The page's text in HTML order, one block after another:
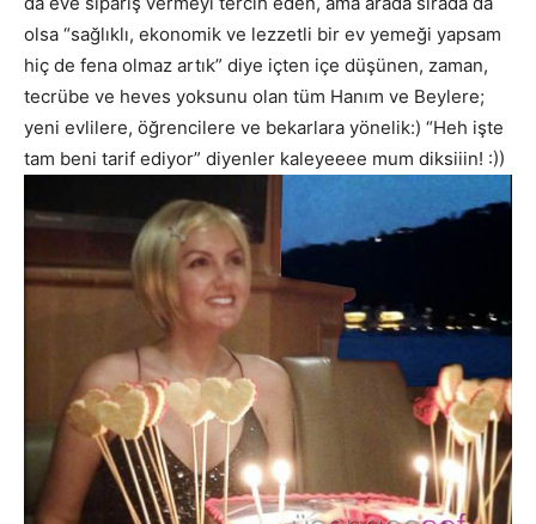
olsa “sağlıklı, ekonomik ve lezzetli bir ev yemeği yapsam
hiç de fena olmaz artık” diye içten içe düşünen, zaman,
tecrübe ve heves yoksunu olan tüm Hanım ve Beylere;
yeni evlilere, öğrencilere ve bekarlara yönelik:) “Heh işte
tam beni tarif ediyor” diyenler kaleyeeee mum diksiiin! :))